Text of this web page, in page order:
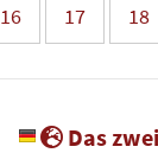
16 17 18
Das